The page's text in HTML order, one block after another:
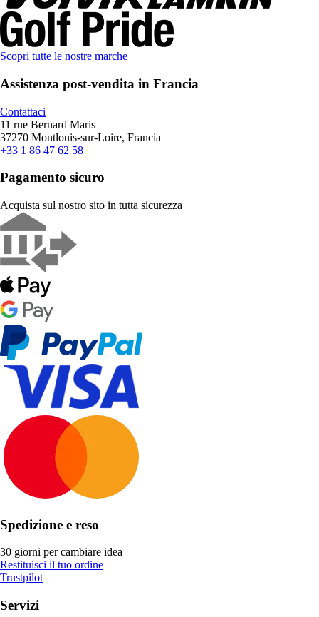
Scopri tutte le nostre marche
Assistenza post-vendita in Francia
Contattaci
11 rue Bernard Maris
37270 Montlouis-sur-Loire, Francia
+33 1 86 47 62 58
Pagamento sicuro
Acquista sul nostro sito in tutta sicurezza
Spedizione e reso
30 giorni per cambiare idea
Restituisci il tuo ordine
Trustpilot
Servizi